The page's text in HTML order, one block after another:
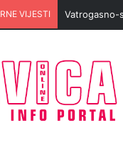
VIJESTI